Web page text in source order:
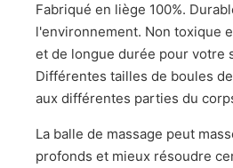
Fabriqué en liège 100%.
l'environnement. Non toxique
et de longue durée pour votre
Différentes tailles de boules
aux différentes parties du
La balle de massage peut
profonds et mieux résoudre